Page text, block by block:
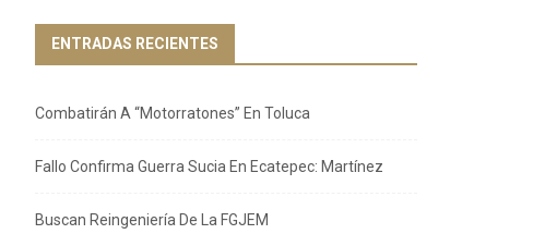
ENTRADAS RECIENTES
Combatirán A “Motorratones” En Toluca
Fallo Confirma Guerra Sucia En Ecatepec: Martínez
Buscan Reingeniería De La FGJEM